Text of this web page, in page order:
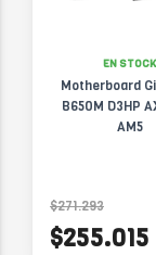
EN STOCK
Motherboard
B650M D3HP
AM5
$271.293
$255.015